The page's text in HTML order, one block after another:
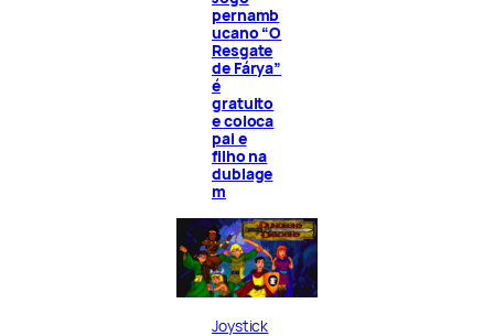
pernamb
ucano “O
Resgate
de Fárya”
é
gratuito
e coloca
pai e
filho na
dublage
m
Joystick